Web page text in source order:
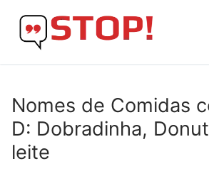
content
Nomes de Comidas
D: Dobradinha,
leite